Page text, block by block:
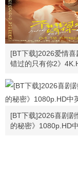
[BT下载]2026爱情喜
错过的只有你2》
[BT下载]2026喜剧剧
的秘密》1080p.HD